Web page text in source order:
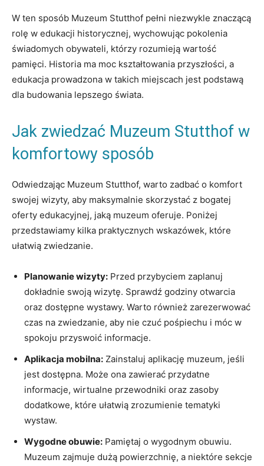
W ten sposób Muzeum Stutthof pełni niezwykle znaczącą
rolę‍ w edukacji historycznej, wychowując pokolenia
⁣świadomych ​obywateli, którzy ​rozumieją wartość⁤
pamięci. Historia​ ma moc kształtowania ​przyszłości, a
edukacja prowadzona ​w‌ takich miejscach jest​ podstawą
dla budowania‍ lepszego świata.
Jak zwiedzać Muzeum Stutthof⁤ w
komfortowy ⁣sposób
Odwiedzając Muzeum Stutthof, ⁣warto‌ zadbać o komfort
swojej wizyty,⁢ aby maksymalnie skorzystać z⁣ bogatej
oferty edukacyjnej, jaką muzeum oferuje. ⁤Poniżej
przedstawiamy kilka⁣ praktycznych wskazówek, które
ułatwią zwiedzanie.
Planowanie wizyty: Przed przybyciem zaplanuj
⁤dokładnie swoją wizytę. Sprawdź godziny ‍otwarcia
oraz dostępne wystawy. Warto również zarezerwować
czas na zwiedzanie, aby nie czuć pośpiechu i móc w
spokoju przyswoić informacje.
Aplikacja mobilna: Zainstaluj aplikację ​muzeum, jeśli‍
jest dostępna. Może ona zawierać przydatne
informacje, wirtualne przewodniki oraz zasoby
dodatkowe, które ułatwią‍ zrozumienie‍ tematyki
wystaw.
Wygodne⁢ obuwie: Pamiętaj o wygodnym ⁣obuwiu.
Muzeum zajmuje dużą ‍powierzchnię, ​a niektóre sekcje